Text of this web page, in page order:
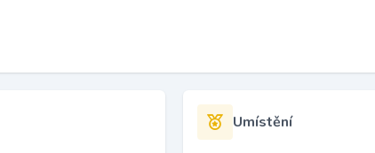
Umístění